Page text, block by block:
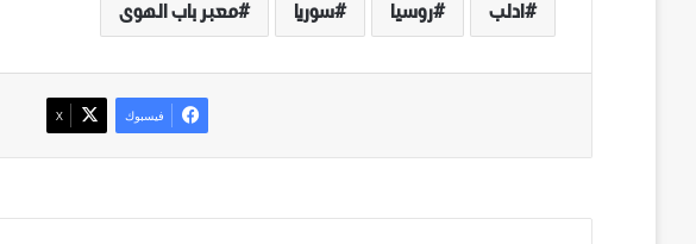
ادلب روسيا سوريا معبر باب الهوى
فيسبوك ‫X